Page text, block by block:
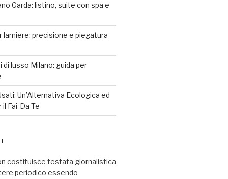
Garda: listino, suite con spa e
lamiere: precisione e piegatura
lusso Milano: guida per
Un’Alternativa Ecologica ed
Fai-Da-Te
costituisce testata giornalistica
periodico essendo